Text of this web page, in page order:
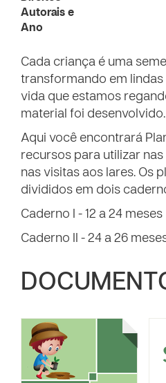
Autorais e
Ano
Cada criança é uma
transformando em
vida que estamos
material foi desenvolvido.
Aqui você encontrará
recursos para utilizar
nas visitas aos lares. Os
divididos em dois
Caderno I - 12 a 24 meses
Caderno II - 24 a 26